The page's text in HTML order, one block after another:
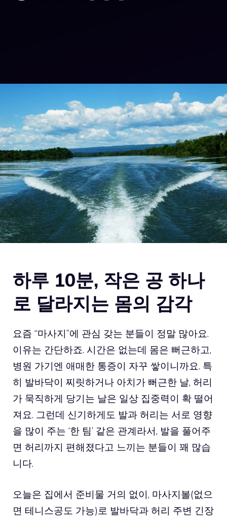
하루 10분, 작은 공 하나
로 달라지는 몸의 감각
요즘 “마사지”에 관심 갖는 분들이 정말 많아요.
이유는 간단하죠. 시간은 없는데 몸은 뻐근하고,
병원 가기엔 애매한 통증이 자꾸 쌓이니까요. 특
히 발바닥이 찌릿하거나 아치가 뻐근한 날, 허리
가 묵직하게 당기는 날은 일상 집중력이 확 떨어
져요. 그런데 신기하게도 발과 허리는 서로 영향
을 많이 주는 ‘한 팀’ 같은 관계라서, 발을 풀어주
면 허리까지 편해졌다고 느끼는 분들이 꽤 많습
니다.
오늘은 집에서 준비물 거의 없이, 마사지볼(없으
면 테니스공도 가능)로 발바닥과 허리 주변 긴장